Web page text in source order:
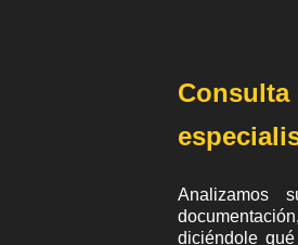
Consulta
Analizamos
diciéndole